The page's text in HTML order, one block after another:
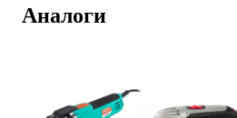
Аналоги